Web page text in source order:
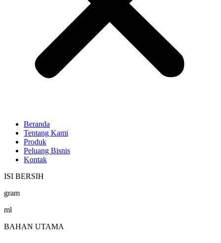
Beranda
Tentang Kami
Produk
Peluang Bisnis
Kontak
ISI BERSIH
gram
ml
BAHAN UTAMA